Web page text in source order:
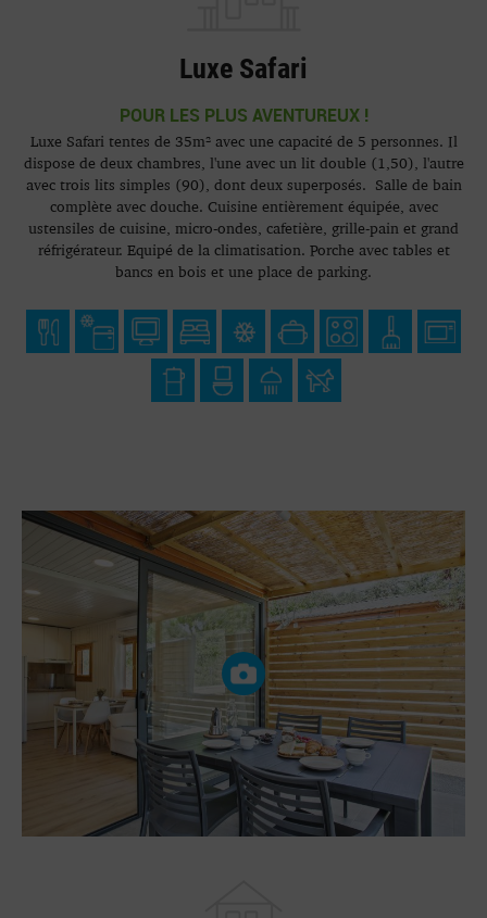
Luxe Safari
POUR LES PLUS AVENTUREUX !
Luxe Safari tentes de 35m² avec une capacité de 5 personnes. Il
dispose de deux chambres, l'une avec un lit double (1,50), l'autre
avec trois lits simples (90), dont deux superposés. Salle de bain
complète avec douche. Cuisine entièrement équipée, avec
ustensiles de cuisine, micro-ondes, cafetière, grille-pain et grand
réfrigérateur. Equipé de la climatisation. Porche avec tables et
bancs en bois et une place de parking.